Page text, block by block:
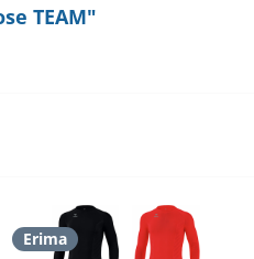
TEAM"
Erima